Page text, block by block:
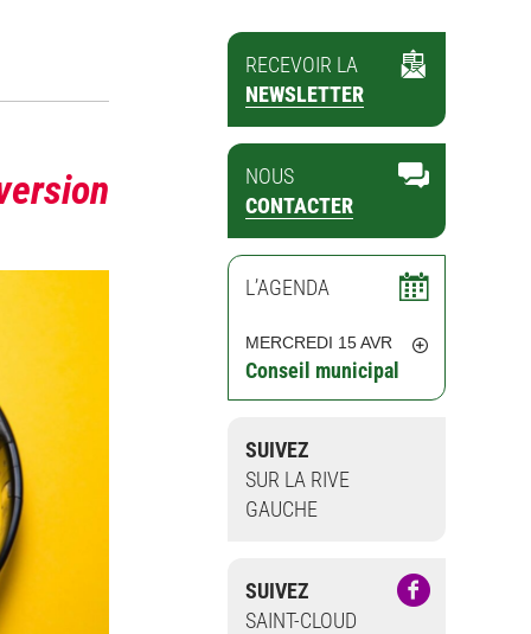
RECEVOIR LA
NEWSLETTER
NOUS
CONTACTER
L’AGENDA
MERCREDI 15 AVR
Conseil municipal
SUIVEZ
SUR LA RIVE
GAUCHE
SUIVEZ
SAINT-CLOUD